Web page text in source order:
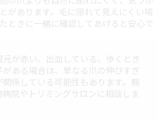
があります。毛に隠れて見えにくい場
ときに一緒に確認してあげると安心で
が赤い、出血している、歩くとき
ある場合は、単なる爪の伸びすぎ
関係している可能性もあります。無
院やトリミングサロンに相談しま